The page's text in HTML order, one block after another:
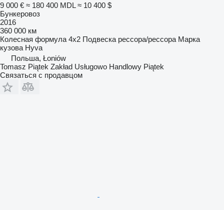
9 000 € ≈ 180 400 MDL ≈ 10 400 $
Бункеровоз
2016
360 000 км
Колесная формула 4x2 Подвеска рессора/рессора Марка
кузова Hyva
Польша, Łoniów
Tomasz Piątek Zakład Usługowo Handlowy Piątek
Связаться с продавцом